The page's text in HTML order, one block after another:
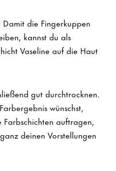
die Fingerkuppen
kannst du als
Vaseline auf die Haut
gut durchtrocknen.
wünschst,
auftragen,
deinen Vorstellungen